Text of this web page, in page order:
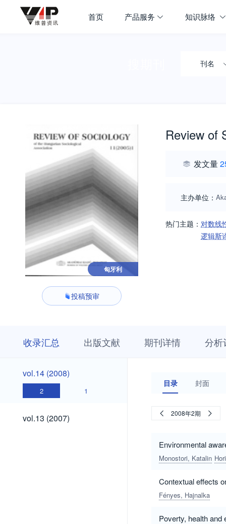
首页 产品服务 知识脉络
刊名
匈牙利
投稿预审
Review of
发文量
主办单位：
热门主题： 对数线
逻辑斯
收录汇总 出版文献 期刊详情 分析
vol.14
(2008)
vol.14 (2008)
2 1
vol.13
(2007)
vol.13 (2007)
目录 封面
2008年2期
Environmental
Monostori, Katalin
Contextual effects
Fényes, Hajnalka
Poverty, health